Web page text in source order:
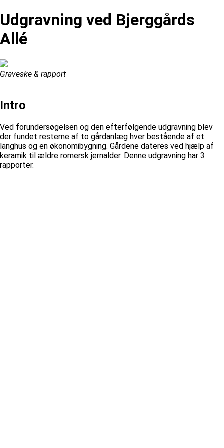
Udgravning ved Bjerggårds
Allé
Graveske & rapport
Intro
Ved forundersøgelsen og den efterfølgende udgravning blev
der fundet resterne af to gårdanlæg hver bestående af et
langhus og en økonomibygning. Gårdene dateres ved hjælp af
keramik til ældre romersk jernalder. Denne udgravning har 3
rapporter.